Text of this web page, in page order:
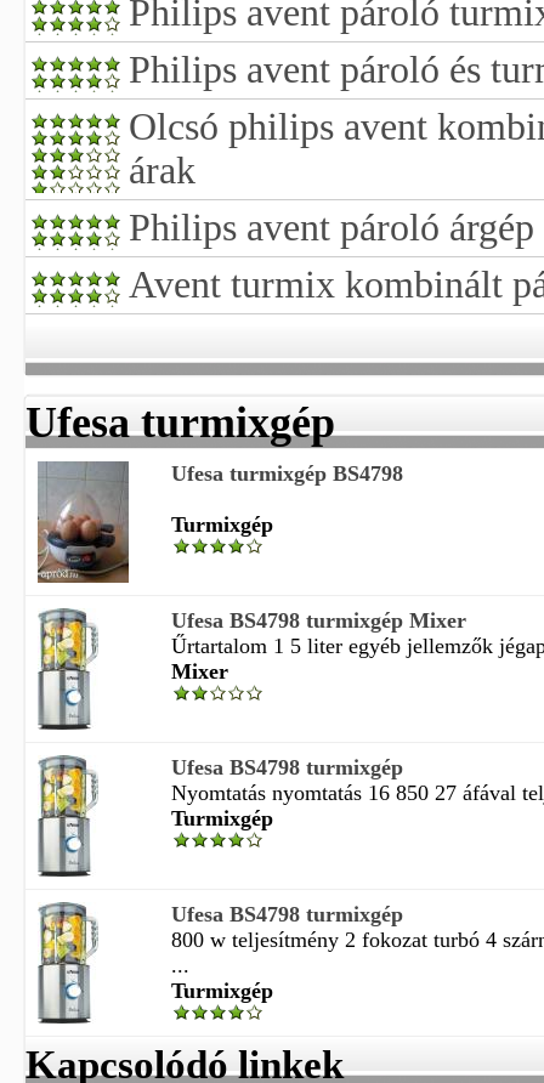
Philips avent pároló
Philips avent pároló és
Olcsó philips avent
árak
Philips avent pároló árgép
Avent turmix kombinált
Ufesa turmixgép
Ufesa turmixgép BS4798
Turmixgép
Ufesa BS4798 turmixgép Mixer
Űrtartalom 1 5 liter egyéb jellemzők
Mixer
Ufesa BS4798 turmixgép
Nyomtatás nyomtatás 16 850 27 áfával
Turmixgép
Ufesa BS4798 turmixgép
800 w teljesítmény 2 fokozat turbó 4
...
Turmixgép
Kapcsolódó linkek